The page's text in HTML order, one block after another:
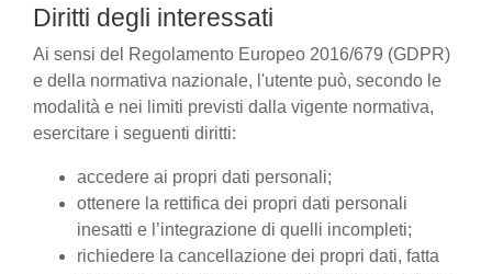
Diritti degli interessati
Ai sensi del Regolamento Europeo 2016/679 (GDPR)
e della normativa nazionale, l'utente può, secondo le
modalità e nei limiti previsti dalla vigente normativa,
esercitare i seguenti diritti:
accedere ai propri dati personali;
ottenere la rettifica dei propri dati personali
inesatti e l’integrazione di quelli incompleti;
richiedere la cancellazione dei propri dati, fatta